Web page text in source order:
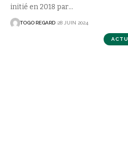
initié en 2018 par…
TOGO REGARD 28 JUIN 2024